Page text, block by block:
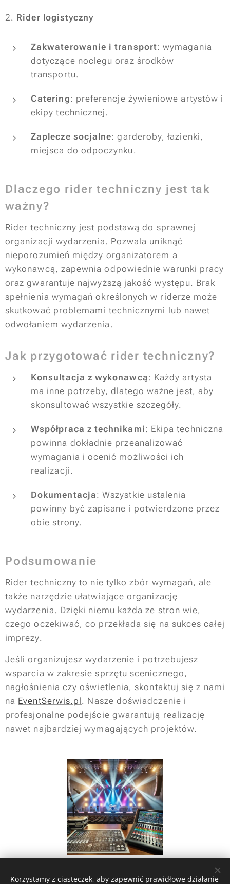
2. Rider logistyczny
Zakwaterowanie i transport: wymagania
dotyczące noclegu oraz środków
transportu.
Catering: preferencje żywieniowe artystów i
ekipy technicznej.
Zaplecze socjalne: garderoby, łazienki,
miejsca do odpoczynku.
Dlaczego rider techniczny jest tak
ważny?
Rider techniczny jest podstawą do sprawnej
organizacji wydarzenia. Pozwala uniknąć
nieporozumień między organizatorem a
wykonawcą, zapewnia odpowiednie warunki pracy
oraz gwarantuje najwyższą jakość występu. Brak
spełnienia wymagań określonych w riderze może
skutkować problemami technicznymi lub nawet
odwołaniem wydarzenia.
Jak przygotować rider techniczny?
Konsultacja z wykonawcą: Każdy artysta
ma inne potrzeby, dlatego ważne jest, aby
skonsultować wszystkie szczegóły.
Współpraca z technikami: Ekipa techniczna
powinna dokładnie przeanalizować
wymagania i ocenić możliwości ich
realizacji.
Dokumentacja: Wszystkie ustalenia
powinny być zapisane i potwierdzone przez
obie strony.
Podsumowanie
Rider techniczny to nie tylko zbór wymagań, ale
także narzędzie ułatwiające organizację
wydarzenia. Dzięki niemu każda ze stron wie,
czego oczekiwać, co przekłada się na sukces całej
imprezy.
Jeśli organizujesz wydarzenie i potrzebujesz
wsparcia w zakresie sprzętu scenicznego,
nagłośnienia czy oświetlenia, skontaktuj się z nami
na EventSerwis.pl. Nasze doświadczenie i
profesjonalne podejście gwarantują realizację
nawet najbardziej wymagających projektów.
Share
Korzystamy z ciasteczek, aby zapewnić prawidłowe działanie